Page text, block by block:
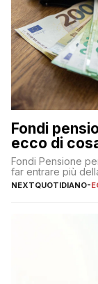
Fondi
ecco di
Fondi Pensione
far entrare più
NEXTQUOTIDIANO-